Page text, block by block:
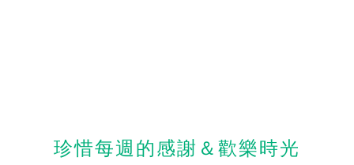
珍惜每週的感謝＆歡樂時光